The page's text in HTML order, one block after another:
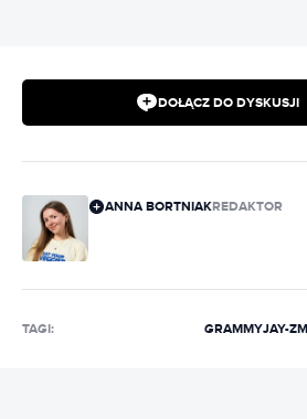
DOŁĄCZ DO DYSKUSJI
ANNA BORTNIAKREDAKTOR
TAGI: GRAMMYJAY-Z